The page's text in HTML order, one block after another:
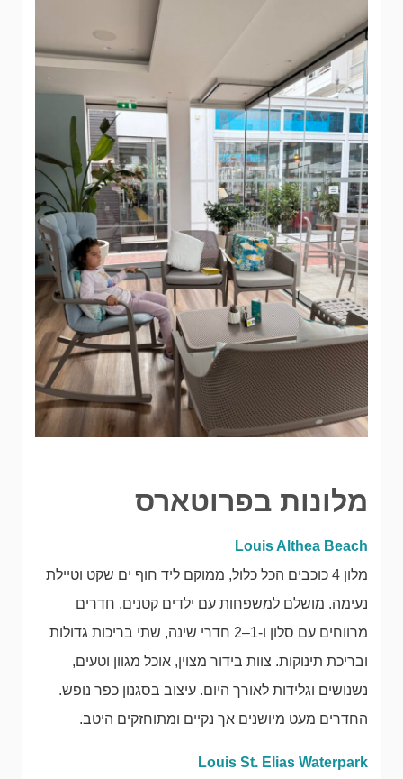
מלונות בפרוטארס
Louis Althea Beach
מלון 4 כוכבים הכל כלול, ממוקם ליד חוף ים שקט וטיילת
נעימה. מושלם למשפחות עם ילדים קטנים. חדרים
מרווחים עם סלון ו-1–2 חדרי שינה, שתי בריכות גדולות
ובריכת תינוקות. צוות בידור מצוין, אוכל מגוון וטעים,
נשנושים וגלידות לאורך היום. עיצוב בסגנון כפר נופש.
החדרים מעט מיושנים אך נקיים ומתוחזקים היטב.
Louis St. Elias Waterpark